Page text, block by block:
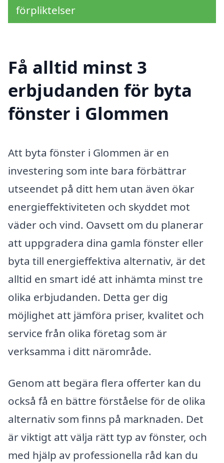
förpliktelser
Få alltid minst 3
erbjudanden för byta
fönster i Glommen
Att byta fönster i Glommen är en
investering som inte bara förbättrar
utseendet på ditt hem utan även ökar
energieffektiviteten och skyddet mot
väder och vind. Oavsett om du planerar
att uppgradera dina gamla fönster eller
byta till energieffektiva alternativ, är det
alltid en smart idé att inhämta minst tre
olika erbjudanden. Detta ger dig
möjlighet att jämföra priser, kvalitet och
service från olika företag som är
verksamma i ditt närområde.
Genom att begära flera offerter kan du
också få en bättre förståelse för de olika
alternativ som finns på marknaden. Det
är viktigt att välja rätt typ av fönster, och
med hjälp av professionella råd kan du